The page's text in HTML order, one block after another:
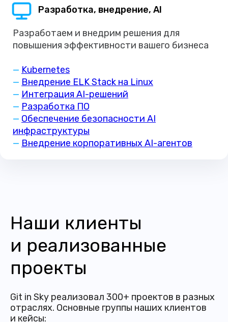
Разработка, внедрение, AI
Разработаем и внедрим решения для
повышения эффективности вашего бизнеса
— Kubernetes
— Внедрение ELK Stack на Linux
— Интеграция AI-решений
— Разработка ПО
— Обеспечение безопасности AI
инфраструктуры
— Внедрение корпоративных AI-агентов
Наши клиенты
и реализованные
проекты
Git in Sky реализовал 300+ проектов в разных
отраслях. Основные группы наших клиентов
и кейсы: